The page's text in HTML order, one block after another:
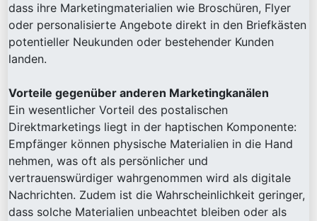
dass ihre Marketingmaterialien wie Broschüren, Flyer
oder personalisierte Angebote direkt in den Briefkästen
potentieller Neukunden oder bestehender Kunden
landen.
Vorteile gegenüber anderen Marketingkanälen
Ein wesentlicher Vorteil des postalischen
Direktmarketings liegt in der haptischen Komponente:
Empfänger können physische Materialien in die Hand
nehmen, was oft als persönlicher und
vertrauenswürdiger wahrgenommen wird als digitale
Nachrichten. Zudem ist die Wahrscheinlichkeit geringer,
dass solche Materialien unbeachtet bleiben oder als